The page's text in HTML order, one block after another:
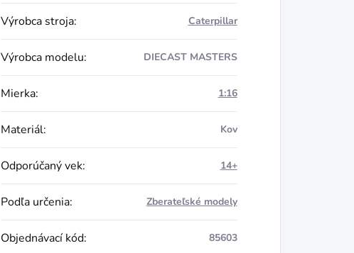
Výrobca stroja: Caterpillar
Výrobca modelu: DIECAST MASTERS
Mierka: 1:16
Materiál: Kov
Odporúčaný vek: 14+
Podľa určenia: Zberateľské modely
Objednávací kód: 85603